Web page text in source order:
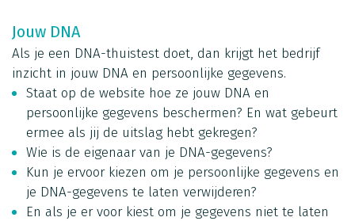
Jouw DNA
Als je een DNA-thuistest doet, dan krijgt het bedrijf
inzicht in jouw DNA en persoonlijke gegevens.
Staat op de website hoe ze jouw DNA en
persoonlijke gegevens beschermen? En wat gebeurt
ermee als jij de uitslag hebt gekregen?
Wie is de eigenaar van je DNA-gegevens?
Kun je ervoor kiezen om je persoonlijke gegevens en
je DNA-gegevens te laten verwijderen?
En als je er voor kiest om je gegevens niet te laten